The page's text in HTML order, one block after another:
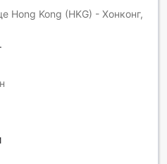
Hong Kong (HKG) - Хонконг,